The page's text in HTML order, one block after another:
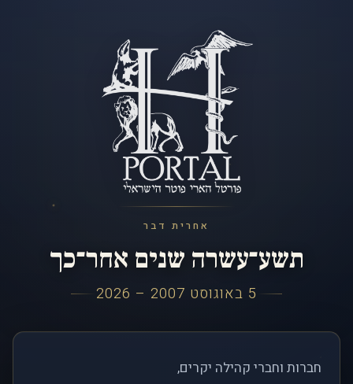
אחרית דבר
תשע־עשרה שנים אחר־כך
5 באוגוסט 2007 – 2026
חברות וחברי קהילה יקרים,